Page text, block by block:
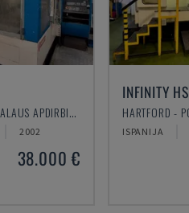
HURON - VERTIKALAUS APDIRBIMO CENTRAS
2002
38.000 €
INFINITY
ISPANIJA